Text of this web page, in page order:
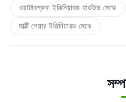
ওয়াটারপ্রুফ ইঞ্জিনিয়ারড হার্ডউড মেঝে
মাল্টি লেয়ার ইঞ্জিনিয়ারড মেঝে